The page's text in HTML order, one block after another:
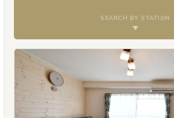
SEARCH BY STATION